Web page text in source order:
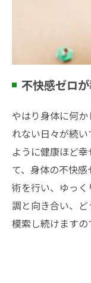
不快感ゼロ
やはり身体に何
れない日々が続
ように健康ほど
て、身体の不快
術を行い、ゆっ
調と向き合い、
模索し続けますの